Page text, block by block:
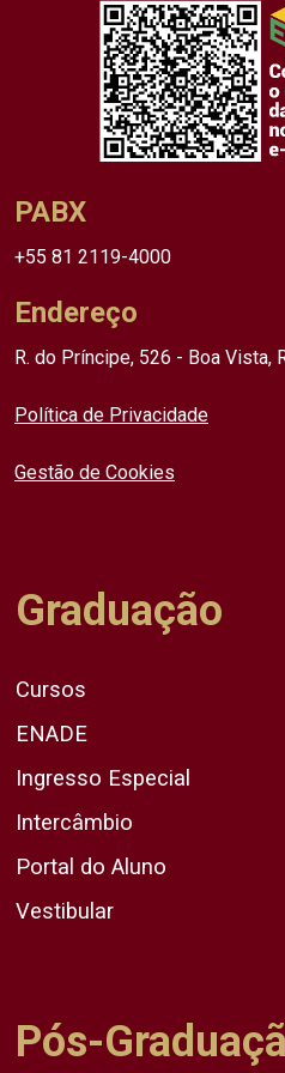
PABX
+55 81 2119-4000
Endereço
R. do Príncipe, 526 - Boa
Política de Privacidade
Gestão de Cookies
Graduação
Cursos
ENADE
Ingresso Especial
Intercâmbio
Portal do Aluno
Vestibular
Pós-